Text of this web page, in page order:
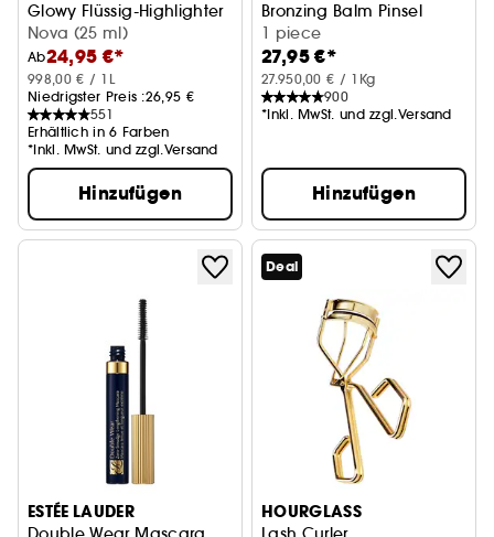
Glowy Flüssig-Highlighter
Nova (25 ml)
Ab24,95 €*
998,00 € / 1L
Niedrigster Preis :26,95 €
551
Erhältlich in 6 Farben
*Inkl. MwSt. und zzgl.Versand
Hinzufügen
Bronzing Balm Pinsel
1 piece
27,95 €*
27.950,00 € / 1Kg
900
*Inkl. MwSt. und zzgl.Versand
Hinzufügen
ESTÉE LAUDER
Deal
HOURGLASS